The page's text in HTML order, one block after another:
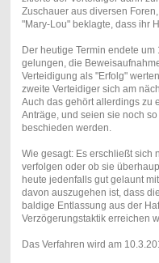
Zuschauer aus diversen
"Mary-Lou" beklagte, dass ihr
Der heutige Termin endete um
gelungen, die
Verteidigung als "Erfolg"
zweite Verteidiger sich am
Auch das gehört allerdings zu
Anträge, und seien sie noch
beschieden werden.
Wie gesagt: Es erschließt sich
verfolgen oder ob sie
heute jedenfalls gut gelaunt
davon auszugehen ist, dass
baldige Entlassung aus der
Verzögerungstaktik erreichen
Das Verfahren wird am